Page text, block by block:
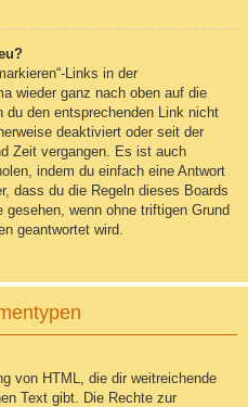
Links in der
wieder ganz nach oben auf die
den entsprechenden Link nicht
deaktiviert oder seit der
Zeit vergangen. Es ist auch
indem du einfach eine Antwort
dass du die Regeln dieses Boards
wenn ohne triftigen Grund
geantwortet wird.
von HTML, die dir weitreichende
Text gibt. Die Rechte zur